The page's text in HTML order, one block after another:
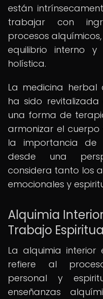
están
trabajar con
procesos
equilibrio interno
holística.
La medicina herbal
ha sido
una forma de
armonizar el
la importancia de
desde una
considera tanto los
emocionales y
Alquimia
Trabajo
La alquimia
refiere al
personal y
enseñanzas